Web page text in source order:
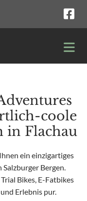
coole
in Flachau
ein einzigartiges
Bergen.
Bikes, E-Fatbikes
Erlebnis pur.